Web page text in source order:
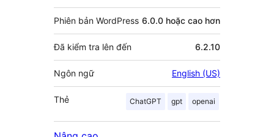
Phiên bản WordPress 6.0.0 hoặc cao hơn
Đã kiểm tra lên đến 6.2.10
Ngôn ngữ English (US)
Thẻ ChatGPT gpt openai